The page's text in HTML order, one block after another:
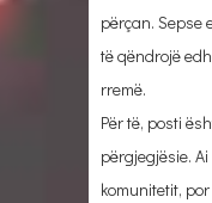
përçan. Sepse
të qëndrojë
rremë.
Për të, posti
përgjegjësie.
komunitetit,